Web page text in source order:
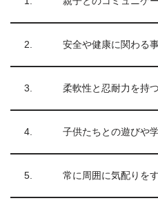
2. 安全や健康に関わる
3. 柔軟性と忍耐力を持つ
4. 子供たちとの遊びや
5. 常に周囲に気配りを